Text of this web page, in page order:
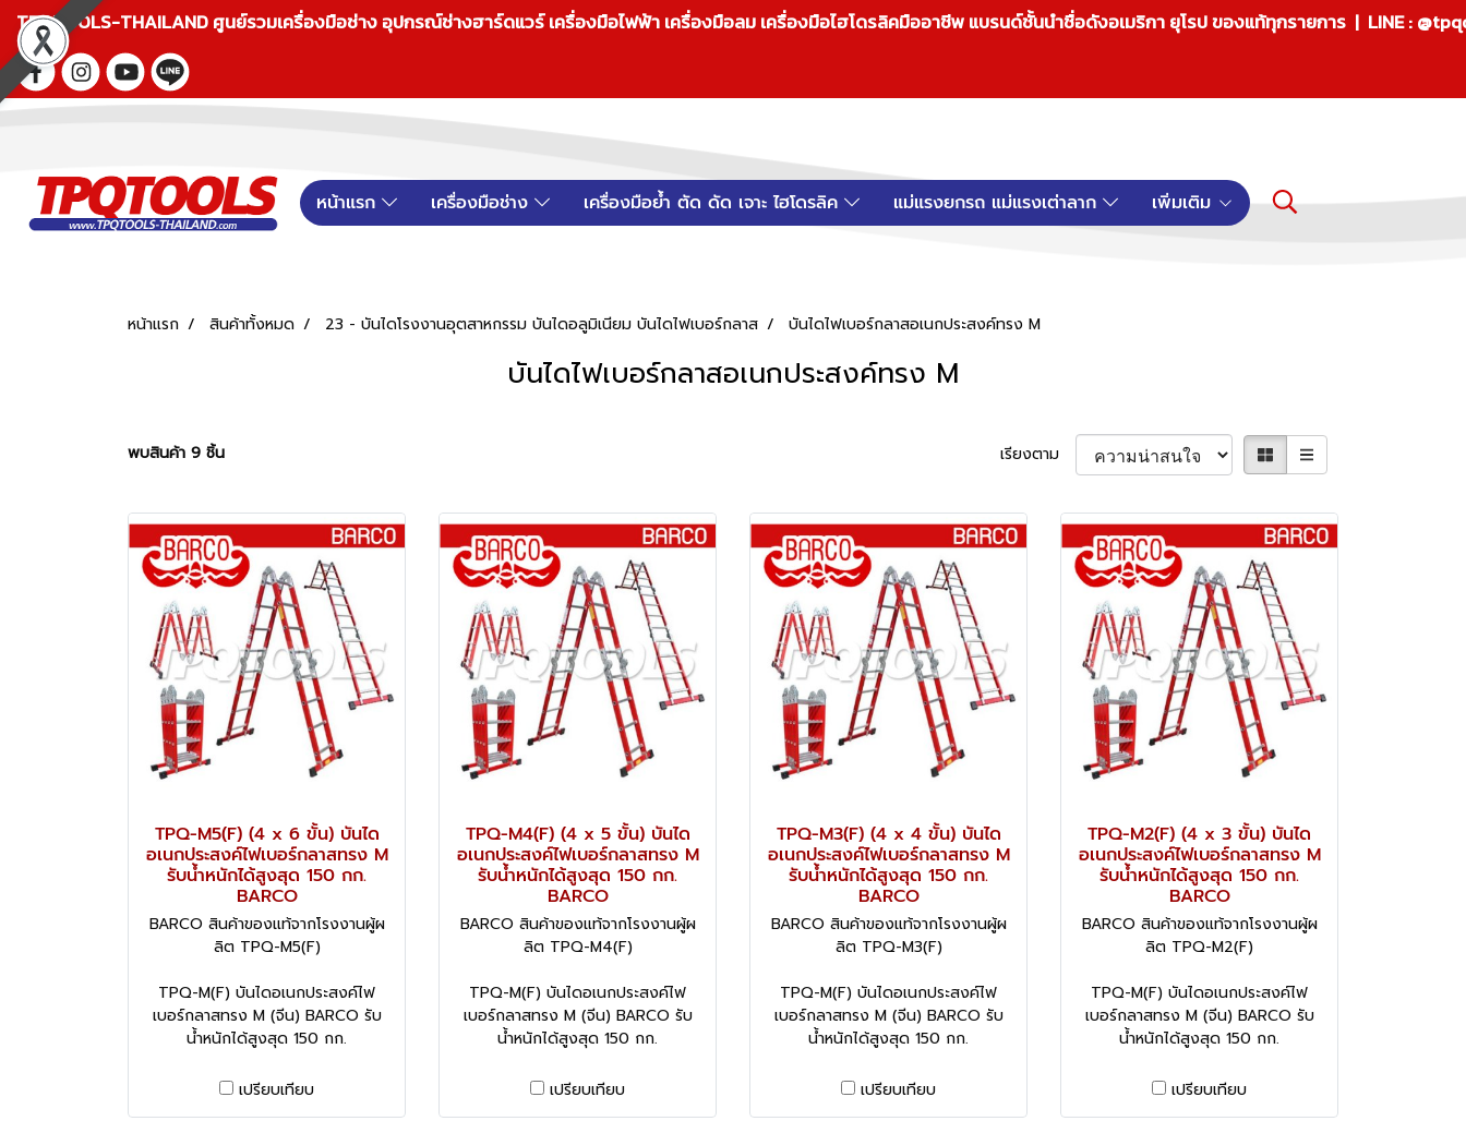
TPQTOOLS-THAILAND ศูนย์รวมเครื่องมือช่าง อุปกรณ์ช่างฮาร์ดแวร์ เครื่องมือไฟฟ้า เครื่องมือลม เครื่องมือไฮโดรลิคมืออาชีพ แบรนด์ชั้นนำชื่อดังอเมริกา ยุโรป ของแท้ทุกรายการ | LINE :
หน้าแรก เครื่องมือช่าง เครื่องมือย้ำ ตัด ดัด เจาะ ไฮโดรลิค แม่แรงยกรถ แม่แรงเต่าลาก เพิ่มเติม
หน้าแรก สินค้าทั้งหมด 23 - บันไดโรงงานอุตสาหกรรม บันไดอลูมิเนียม บันไดไฟเบอร์กลาส บันไดไฟเบอร์กลาสอเนกประสงค์ทรง M
บันไดไฟเบอร์กลาสอเนกประสงค์ทรง M
พบสินค้า 9 ชิ้น เรียงตาม
TPQ-M5(F) (4 x 6 ขั้น) บันได
อเนกประสงค์ไฟเบอร์กลาสทรง M
รับน้ำหนักได้สูงสุด 150 กก.
BARCO
BARCO สินค้าของแท้จากโรงงานผู้ผ
ลิต TPQ-M5(F)
TPQ-M(F) บันไดอเนกประสงค์ไฟ
เบอร์กลาสทรง M (จีน) BARCO รับ
น้ำหนักได้สูงสุด 150 กก.
เปรียบเทียบ
TPQ-M4(F) (4 x 5 ขั้น) บันได
อเนกประสงค์ไฟเบอร์กลาสทรง M
รับน้ำหนักได้สูงสุด 150 กก.
BARCO
BARCO สินค้าของแท้จากโรงงานผู้ผ
ลิต TPQ-M4(F)
TPQ-M(F) บันไดอเนกประสงค์ไฟ
เบอร์กลาสทรง M (จีน) BARCO รับ
น้ำหนักได้สูงสุด 150 กก.
เปรียบเทียบ
TPQ-M3(F) (4 x 4 ขั้น) บันได
อเนกประสงค์ไฟเบอร์กลาสทรง M
รับน้ำหนักได้สูงสุด 150 กก.
BARCO
BARCO สินค้าของแท้จากโรงงานผู้ผ
ลิต TPQ-M3(F)
TPQ-M(F) บันไดอเนกประสงค์ไฟ
เบอร์กลาสทรง M (จีน) BARCO รับ
น้ำหนักได้สูงสุด 150 กก.
เปรียบเทียบ
TPQ-M2(F) (4 x 3 ขั้น) บันได
อเนกประสงค์ไฟเบอร์กลาสทรง M
รับน้ำหนักได้สูงสุด 150 กก.
BARCO
BARCO สินค้าของแท้จากโรงงานผู้ผ
ลิต TPQ-M2(F)
TPQ-M(F) บันไดอเนกประสงค์ไฟ
เบอร์กลาสทรง M (จีน) BARCO รับ
น้ำหนักได้สูงสุด 150 กก.
เปรียบเทียบ